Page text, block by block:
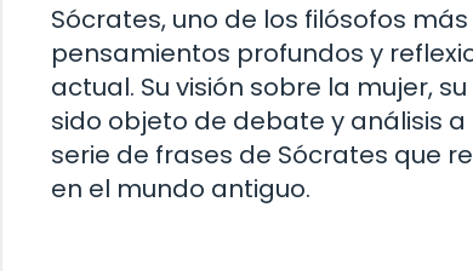
Sócrates, uno de los filósofos
pensamientos profundos y
actual. Su visión sobre la mujer,
sido objeto de debate y análisis
serie de frases de Sócrates que
en el mundo antiguo.